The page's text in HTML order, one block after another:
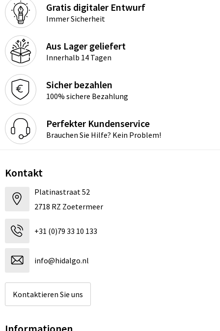
Gratis digitaler Entwurf
Immer Sicherheit
Aus Lager geliefert
Innerhalb 14 Tagen
Sicher bezahlen
100% sichere Bezahlung
Perfekter Kundenservice
Brauchen Sie Hilfe? Kein Problem!
Kontakt
Platinastraat 52
2718 RZ Zoetermeer
+31 (0)79 33 10 133
info@hidalgo.nl
Kontaktieren Sie uns